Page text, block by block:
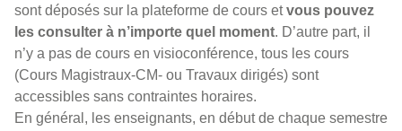
sont déposés sur la plateforme de cours etvous pouvez
les consulter à n’importe quel moment. D’autre part, il
n’y a pas de cours en visioconférence, tous les cours
(Cours Magistraux-CM- ou Travaux dirigés) sont
accessibles sans contraintes horaires.
En général, les enseignants, en début de chaque semestre